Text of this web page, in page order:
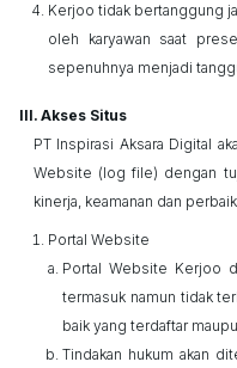
Kerjoo tidak bertanggung
oleh karyawan saat
sepenuhnya menjadi
Akses Situs
PT Inspirasi Aksara Digital
Website (log file) dengan
kinerja, keamanan dan
Portal Website
Portal Website Kerjoo
termasuk namun tidak
baik yang terdaftar
Tindakan hukum akan